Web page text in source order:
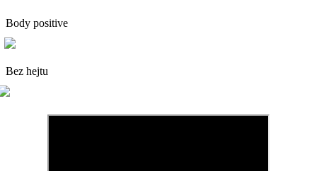
Body positive
Bez hejtu